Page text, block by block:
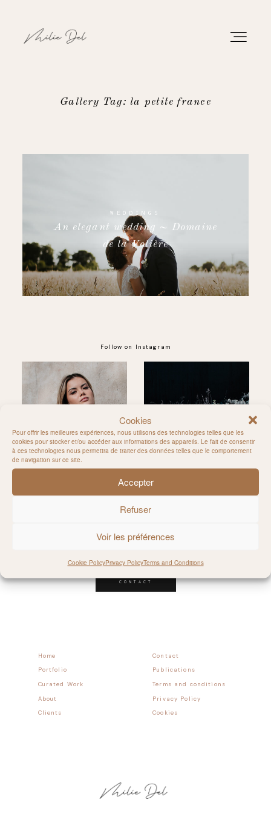
Cookies
Pour offrir les meilleures expériences, nous utilisons des technologies telles que les
cookies pour stocker et/ou accéder aux informations des appareils. Le fait de consentir
à ces technologies nous permettra de traiter des données telles que le comportement
de navigation sur ce site.
Accepter
Refuser
Voir les préférences
Cookie PolicyPrivacy PolicyTerms and Conditions
CONTACT
Gallery Tag: la petite france
WEDDINGS
An elegant wedding ~ Domaine
de la Volière
Follow on Instagram
Contact
Home
Publications
Portfolio
Terms and conditions
Curated Work
CONTACT
Privacy Policy
About
Cookies
Clients